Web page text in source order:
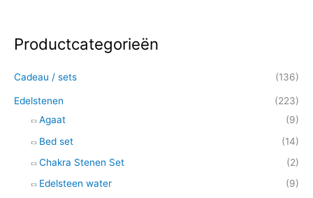
Productcategorieën
Cadeau / sets (136)
Edelstenen
(223)
Agaat
(9)
Bed set
(14)
Chakra Stenen Set
(2)
Edelsteen water
(9)
Z
e
k